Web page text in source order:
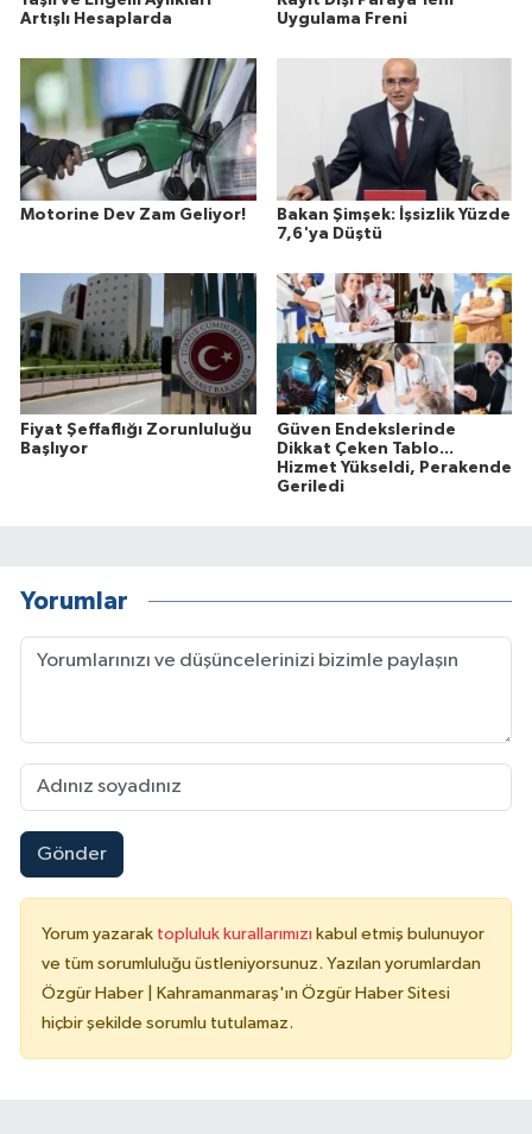
Artışlı Hesaplarda
Uygulama Freni
Motorine Dev Zam Geliyor!
Bakan Şimşek: İşsizlik Yüzde
7,6'ya Düştü
Fiyat Şeffaflığı Zorunluluğu
Başlıyor
Güven Endekslerinde
Dikkat Çeken Tablo...
Hizmet Yükseldi, Perakende
Geriledi
Yorumlar
Gönder
Yorum yazarak topluluk kurallarımızı kabul etmiş bulunuyor
ve tüm sorumluluğu üstleniyorsunuz. Yazılan yorumlardan
Özgür Haber | Kahramanmaraş'ın Özgür Haber Sitesi
hiçbir şekilde sorumlu tutulamaz.